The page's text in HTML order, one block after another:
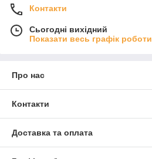
Контакти
Сьогодні вихідний
Показати весь графік роботи
Про нас
Контакти
Доставка та оплата